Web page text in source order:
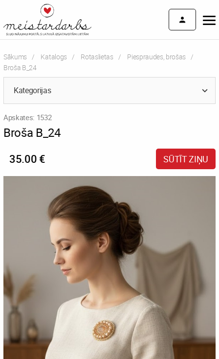
Sākums Katalogs Rotaslietas
Piespraudes, brošas
Current:
Broša B_24
Kategorijas
Apskates: 1532
Broša B_24
35.00 € SŪTĪT ZIŅU